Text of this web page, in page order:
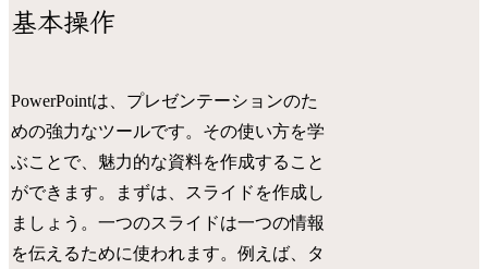
基本操作
PowerPointは、プレゼンテーションのた
めの強力なツールです。その使い方を学
ぶことで、魅力的な資料を作成すること
ができます。まずは、スライドを作成し
ましょう。一つのスライドは一つの情報
を伝えるために使われます。例えば、タ